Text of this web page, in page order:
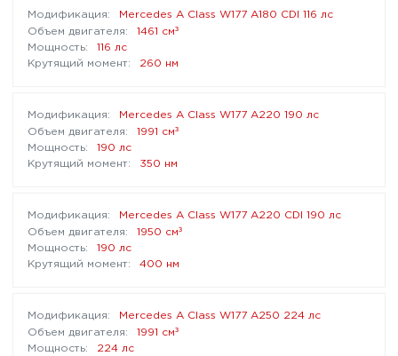
Mercedes A Class W177 A180 CDI 116 лс
1461 см³
116 лс
260 нм
Mercedes A Class W177 A220 190 лс
1991 см³
190 лс
350 нм
Mercedes A Class W177 A220 CDI 190 лс
1950 см³
190 лс
400 нм
Mercedes A Class W177 A250 224 лс
1991 см³
224 лс